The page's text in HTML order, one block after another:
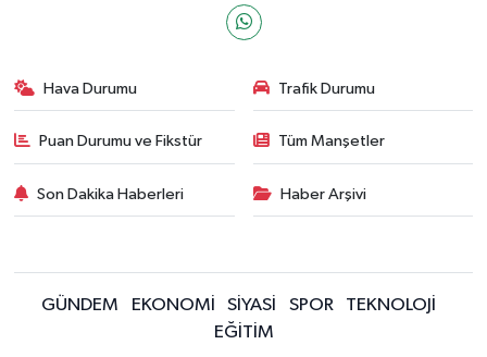
Hava Durumu Trafik Durumu
Puan Durumu ve Fikstür Tüm Manşetler
Son Dakika Haberleri Haber Arşivi
GÜNDEM EKONOMİ SİYASİ SPOR
TEKNOLOJİ
EĞİTİM